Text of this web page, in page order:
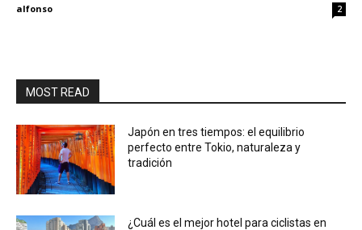
alfonso 2
MOST READ
Japón en tres tiempos: el equilibrio
perfecto entre Tokio, naturaleza y
tradición
¿Cuál es el mejor hotel para ciclistas en